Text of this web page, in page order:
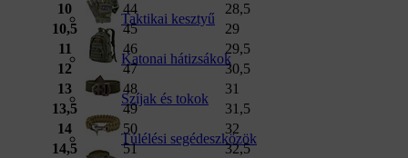
Taktikai kesztyű
Katonai hátizsákok
Szíjak és tokok
Túlélési segédeszközök
10
44
28,5
10,5
45
29
11
46
29,5
12
47
30,5
13
48
31
13,5
49
31,5
14
50
32
14,5
51
32,5